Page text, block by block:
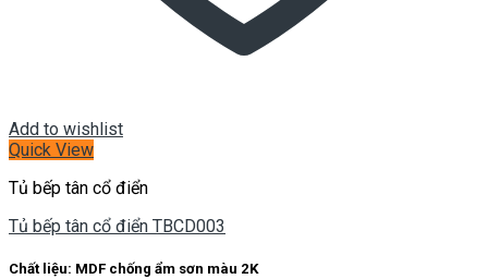
Add to wishlist
Quick View
Tủ bếp tân cổ điển
Tủ bếp tân cổ điển TBCD003
Chất liệu: MDF chống ẩm sơn màu 2K